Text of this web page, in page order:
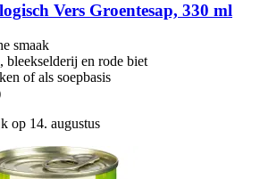
Vers Groentesap, 330 ml
smaak
bleekselderij en rode biet
of als soepbasis
op 14. augustus